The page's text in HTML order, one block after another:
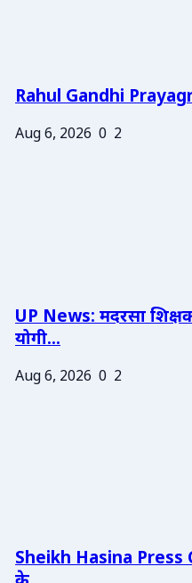
Rahul Gandhi
Aug 6, 2026 0 2
UP News: मदरसा
योगी...
Aug 6, 2026 0 2
Sheikh Hasina